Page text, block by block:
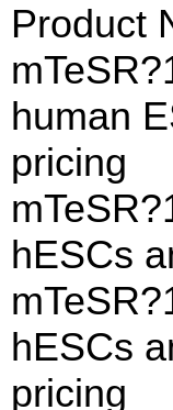
Product
human
pricing
hESCs
hESCs
pricing